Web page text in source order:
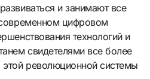
и занимают все
цифровом
технологий и
свидетелями все более
революционной системы